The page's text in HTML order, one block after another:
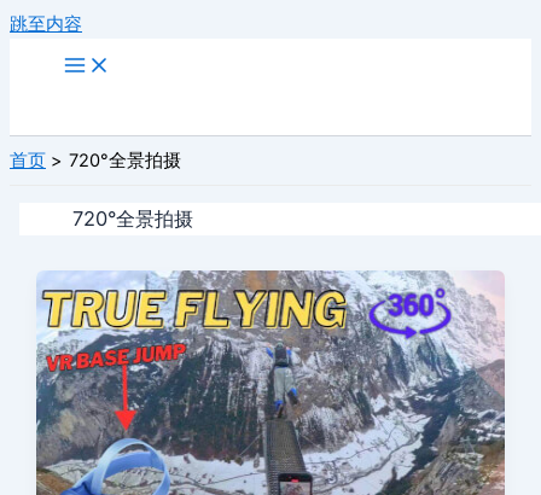
跳至内容
首页 720°全景拍摄
720°全景拍摄